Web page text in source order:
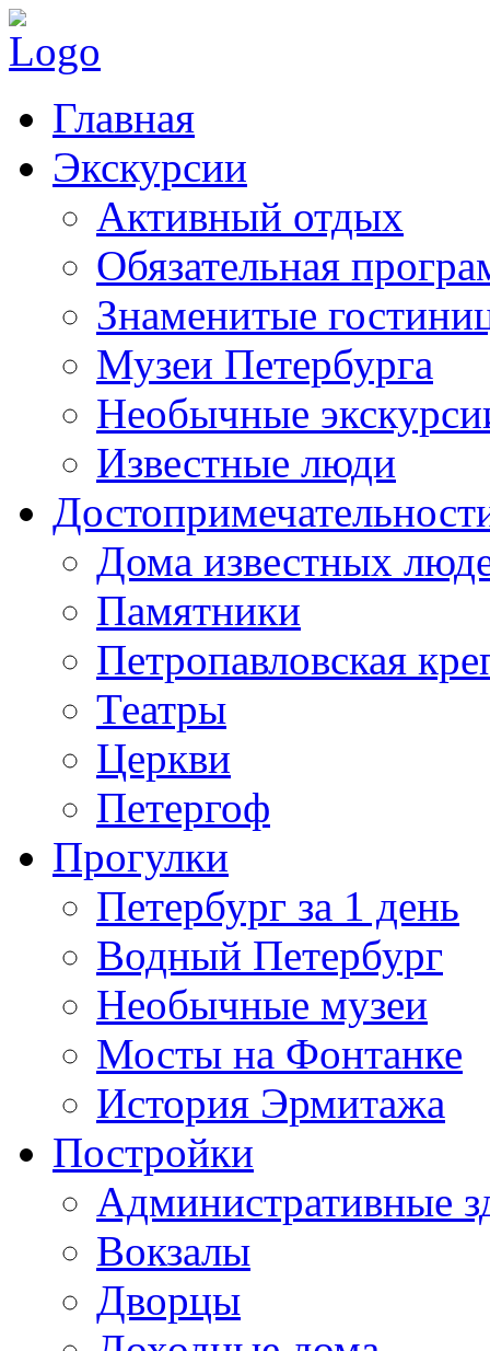
Главная
Экскурсии
Активный отдых
Обязательная
Знаменитые
Музеи Петербурга
Необычные
Известные люди
Дома известных
Памятники
Петропавловская
Театры
Церкви
Петергоф
Прогулки
Петербург за 1 день
Водный Петербург
Необычные музеи
Мосты на Фонтанке
История Эрмитажа
Постройки
Административные
Вокзалы
Дворцы